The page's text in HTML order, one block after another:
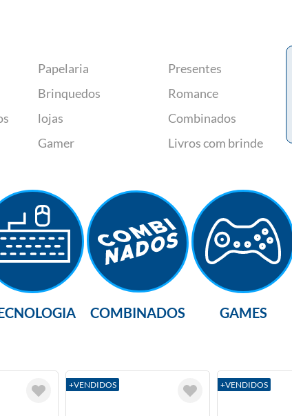
Papelaria
Brinquedos
lojas
Gamer
Presentes
Romance
Combinados
Livros com brinde
COMBINADOS GAMES
+VENDIDOS +VENDIDOS